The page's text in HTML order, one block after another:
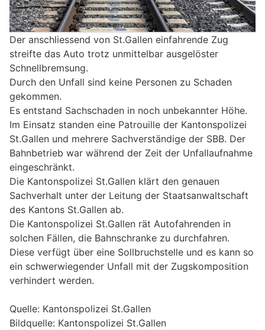
Der anschliessend von St.Gallen einfahrende Zug
streifte das Auto trotz unmittelbar ausgelöster
Schnellbremsung.
Durch den Unfall sind keine Personen zu Schaden
gekommen.
Es entstand Sachschaden in noch unbekannter Höhe.
Im Einsatz standen eine Patrouille der Kantonspolizei
St.Gallen und mehrere Sachverständige der SBB. Der
Bahnbetrieb war während der Zeit der Unfallaufnahme
eingeschränkt.
Die Kantonspolizei St.Gallen klärt den genauen
Sachverhalt unter der Leitung der Staatsanwaltschaft
des Kantons St.Gallen ab.
Die Kantonspolizei St.Gallen rät Autofahrenden in
solchen Fällen, die Bahnschranke zu durchfahren.
Diese verfügt über eine Sollbruchstelle und es kann so
ein schwerwiegender Unfall mit der Zugskomposition
verhindert werden.
Quelle: Kantonspolizei St.Gallen
Bildquelle: Kantonspolizei St.Gallen